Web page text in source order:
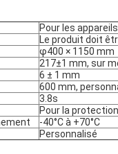
Pour les
Le produit doit
φ400 × 1150 mm
217±1 mm, sur
6 ± 1 mm
600 mm,
3.8s
Pour la
-40°C à +70°C
Personnalisé